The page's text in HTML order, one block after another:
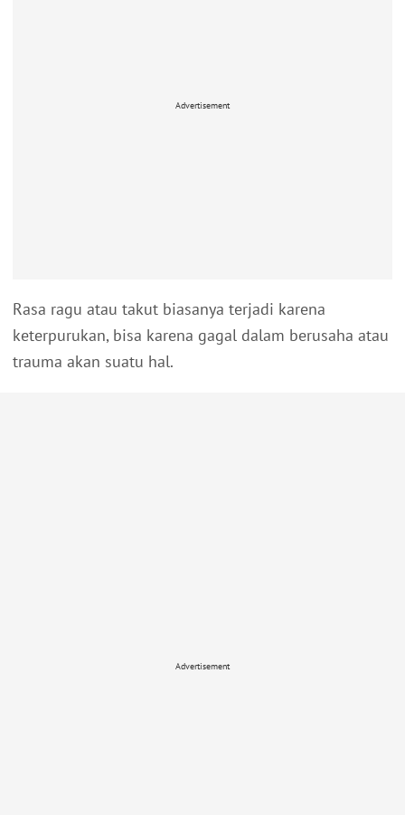
Advertisement
Rasa ragu atau takut biasanya terjadi karena
keterpurukan, bisa karena gagal dalam berusaha atau
trauma akan suatu hal.
Advertisement